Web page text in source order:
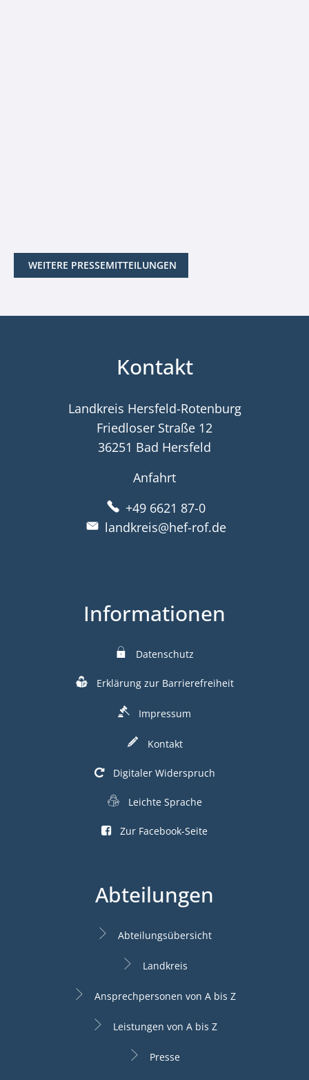
WEITERE PRESSEMITTEILUNGEN
Kontakt
Landkreis Hersfeld-Rotenburg
Friedloser Straße 12
36251 Bad Hersfeld
Anfahrt
+49 6621 87-0
landkreis@hef-rof.de
Informationen
Datenschutz
Erklärung zur Barrierefreiheit
Impressum
Kontakt
Digitaler Widerspruch
Leichte Sprache
Zur Facebook-Seite
Abteilungen
Abteilungsübersicht
Landkreis
Ansprechpersonen von A bis Z
Leistungen von A bis Z
Presse